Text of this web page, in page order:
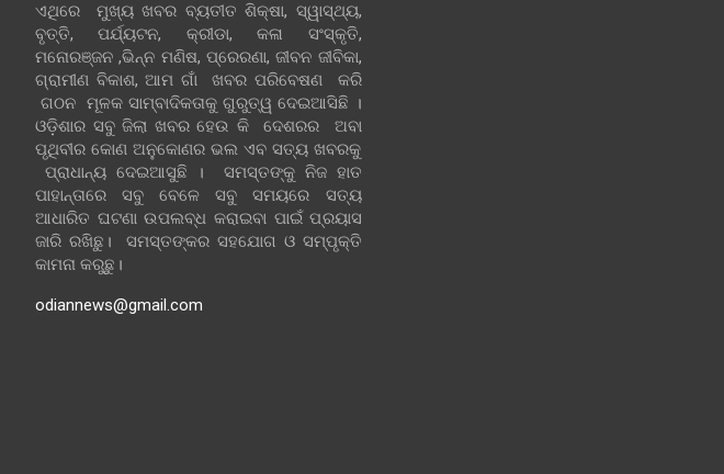
ଏଥିରେ ମୁଖ୍ୟ ଖବର ବ୍ୟତୀତ ଶିକ୍ଷା, ସ୍ୱାସ୍ଥ୍ୟ,
ବୃତ୍ତି, ପର୍ଯ୍ୟଟନ, କ୍ରୀଡା, କଳା ସଂସ୍କୃତି,
ମନୋରଞ୍ଜନ ,ଭିନ୍ନ ମଣିଷ, ପ୍ରେରଣା, ଜୀବନ ଜୀବିକା,
ଗ୍ରାମୀଣ ବିକାଶ, ଆମ ଗାଁ ଖବର ପରିବେଷଣ କରି
ଗଠନ ମୂଳକ ସାମ୍ବାଦିକତାକୁ ଗୁରୁତ୍ୱ ଦେଇଆସିଛି ।
ଓଡ଼ିଶାର ସବୁ ଜିଲା ଖବର ହେଉ କି ଦେଶରର ଅବା
ପୃଥିବୀର କୋଣ ଅନୁକୋଣର ଭଲ ଏବ ସତ୍ୟ ଖବରକୁ
ପ୍ରାଧାନ୍ୟ ଦେଇଆସୁଛି । ସମସ୍ତଙ୍କୁ ନିଜ ହାତ
ପାହାନ୍ତାରେ ସବୁ ବେଳେ ସବୁ ସମୟରେ ସତ୍ୟ
ଆଧାରିତ ଘଟଣା ଉପଲବ୍ଧ କରାଇବା ପାଇଁ ପ୍ରୟାସ
ଜାରି ରଖିଛୁ। ସମସ୍ତଙ୍କର ସହଯୋଗ ଓ ସମ୍ପୃକ୍ତି
କାମନା କରୁଛୁ।
odiannews@gmail.com